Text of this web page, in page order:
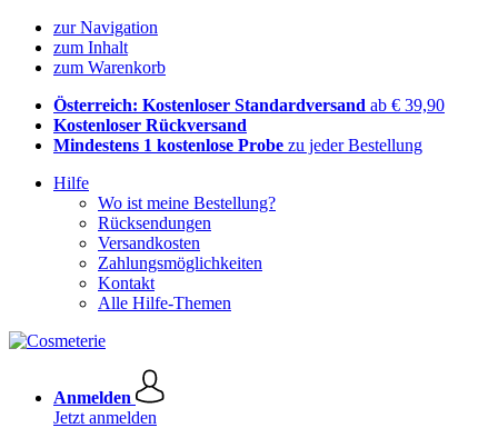
zur Navigation
zum Inhalt
zum Warenkorb
Österreich: Kostenloser Standardversand ab € 39,90
Kostenloser Rückversand
Mindestens 1 kostenlose Probe zu jeder Bestellung
Hilfe
Wo ist meine Bestellung?
Rücksendungen
Versandkosten
Zahlungsmöglichkeiten
Kontakt
Alle Hilfe-Themen
Anmelden
Jetzt anmelden